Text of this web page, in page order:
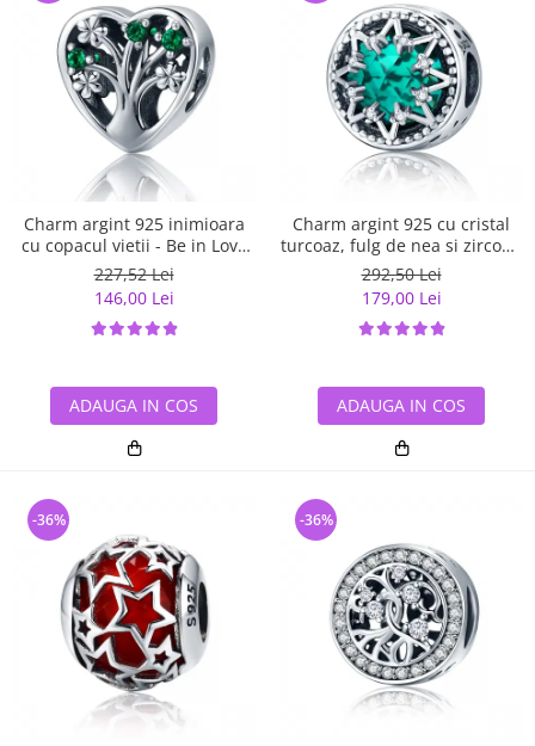
Charm argint 925 inimioara
cu copacul vietii - Be in Love
PST0105
227,52 Lei
146,00 Lei
ADAUGA IN COS
Charm argint 925 cu cristal
turcoaz, fulg de nea si zirconii
albe - Be Nature PST0110
292,50 Lei
179,00 Lei
ADAUGA IN COS
-36% -36%